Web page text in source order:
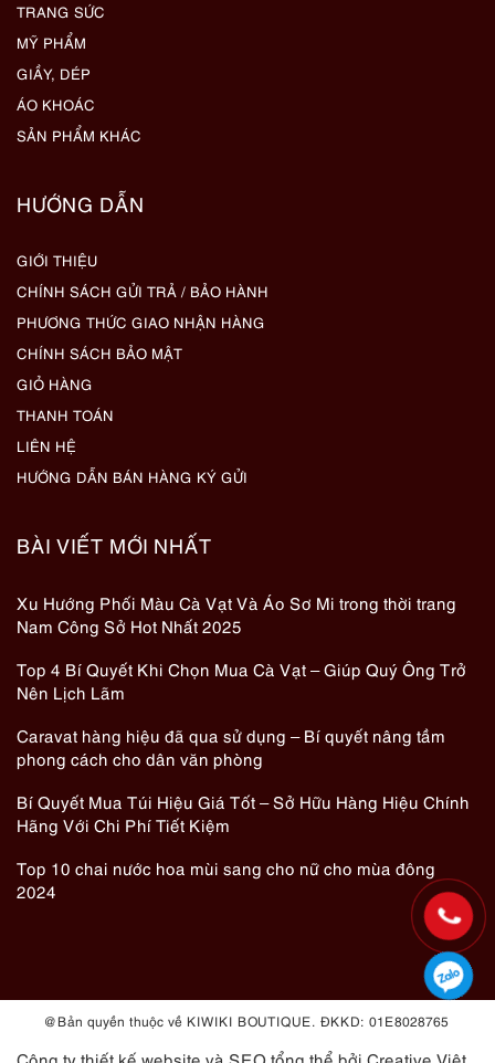
TRANG SỨC
MỸ PHẨM
GIẦY, DÉP
ÁO KHOÁC
SẢN PHẨM KHÁC
HƯỚNG DẪN
GIỚI THIỆU
CHÍNH SÁCH GỬI TRẢ / BẢO HÀNH
PHƯƠNG THỨC GIAO NHẬN HÀNG
CHÍNH SÁCH BẢO MẬT
GIỎ HÀNG
THANH TOÁN
LIÊN HỆ
HƯỚNG DẪN BÁN HÀNG KÝ GỬI
BÀI VIẾT MỚI NHẤT
Xu Hướng Phối Màu Cà Vạt Và Áo Sơ Mi trong thời trang
Nam Công Sở Hot Nhất 2025
Top 4 Bí Quyết Khi Chọn Mua Cà Vạt – Giúp Quý Ông Trở
Nên Lịch Lãm
Caravat hàng hiệu đã qua sử dụng – Bí quyết nâng tầm
phong cách cho dân văn phòng
Bí Quyết Mua Túi Hiệu Giá Tốt – Sở Hữu Hàng Hiệu Chính
Hãng Với Chi Phí Tiết Kiệm
Top 10 chai nước hoa mùi sang cho nữ cho mùa đông
2024
@ Bản quyền thuộc về KIWIKI BOUTIQUE. ĐKKD: 01E8028765